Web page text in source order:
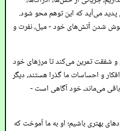
پدید می‌آید که این توهم محو شود.
شدن آتش‌های خود - میل، نفرت و
و شفقت تمرین می‌کند تا مرزهای خود
و احساسات ما گذرا هستند، دیگر
می‌ماند، خود آگاهی است -
بهتری باشیم؛ او به ما آموخت که